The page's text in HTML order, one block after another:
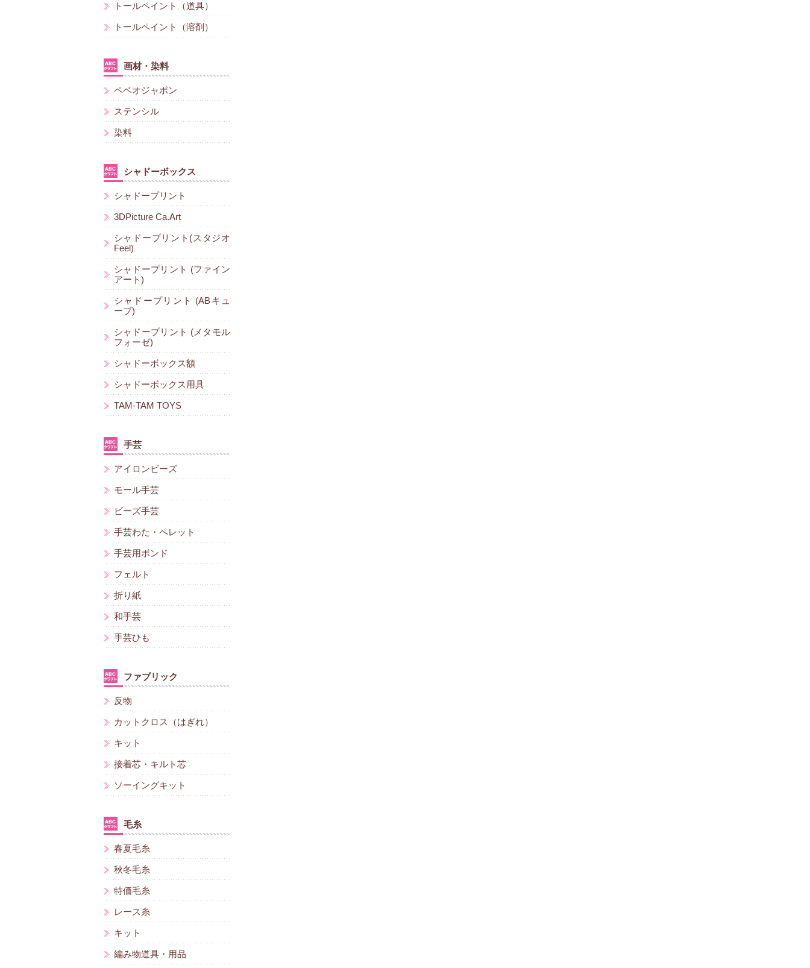
トールペイント（道具）
トールペイント（溶剤）
画材・染料
ペベオジャポン
ステンシル
染料
シャドーボックス
シャドープリント
3DPicture Ca.Art
シャドープリント(スタジオ
Feel)
シャドープリント (ファイン
アート)
シャドープリント (ABキュ
ーブ)
シャドープリント (メタモル
フォーゼ)
シャドーボックス額
シャドーボックス用具
TAM-TAM TOYS
手芸
アイロンビーズ
モール手芸
ビーズ手芸
手芸わた・ペレット
手芸用ボンド
フェルト
折り紙
和手芸
手芸ひも
ファブリック
反物
カットクロス（はぎれ）
キット
接着芯・キルト芯
ソーイングキット
毛糸
春夏毛糸
秋冬毛糸
特価毛糸
レース糸
キット
編み物道具・用品